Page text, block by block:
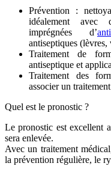
Prévention :
idéalement avec
imprégnées d’
antiseptiques
Traitement de
antiseptique et
Traitement des
associer un
Quel est le pronostic ?
Le pronostic est excellent
sera enlevée.
Avec un traitement
la prévention régulière, le